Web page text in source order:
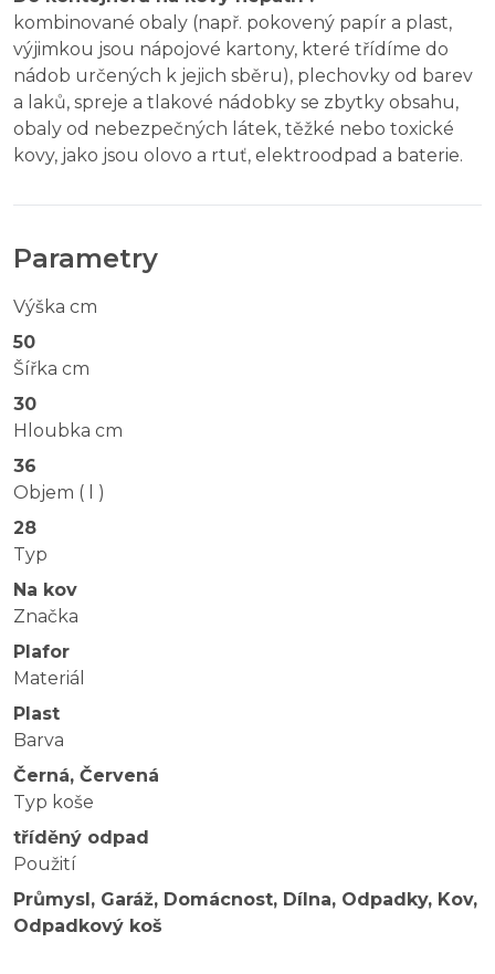
kombinované obaly (např. pokovený papír a plast,
výjimkou jsou nápojové kartony, které třídíme do
nádob určených k jejich sběru), plechovky od barev
a laků, spreje a tlakové nádobky se zbytky obsahu,
obaly od nebezpečných látek, těžké nebo toxické
kovy, jako jsou olovo a rtuť, elektroodpad a baterie.
Parametry
Výška cm
50
Šířka cm
30
Hloubka cm
36
Objem ( l )
28
Typ
Na kov
Značka
Plafor
Materiál
Plast
Barva
Černá, Červená
Typ koše
tříděný odpad
Použití
Průmysl, Garáž, Domácnost, Dílna, Odpadky, Kov,
Odpadkový koš